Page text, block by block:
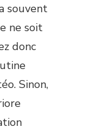
souvent
ne soit
donc
Sinon,